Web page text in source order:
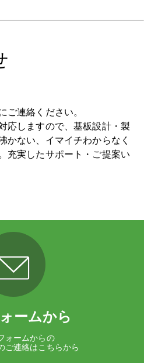
ご連絡ください。
応しますので、基板設計・製
かない、イマイチわからなく
充実したサポート・ご提案い
ームから
ォームからの
ご連絡はこちらから